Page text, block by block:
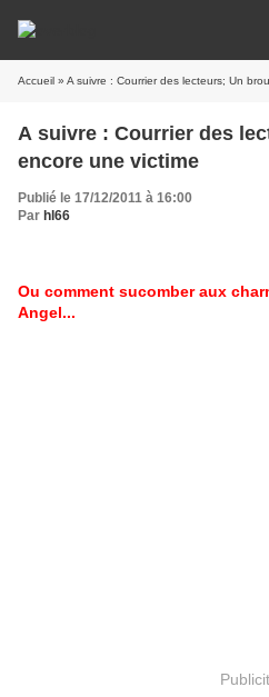
Accueil » A suivre : Courrier des lecteurs; Un
A suivre : Courrier des
encore une victime
Publié le 17/12/2011 à 16:00
Par hl66
Ou comment sucomber aux
Angel...